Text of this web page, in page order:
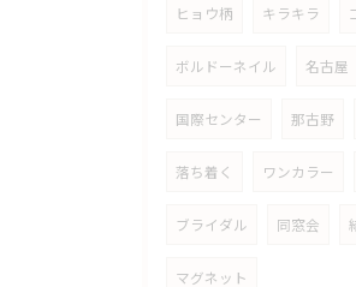
ヒョウ柄 キラキラ
ボルドーネイル 名古屋
国際センター 那古野
落ち着く ワンカラー
ブライダル 同窓会
マグネット